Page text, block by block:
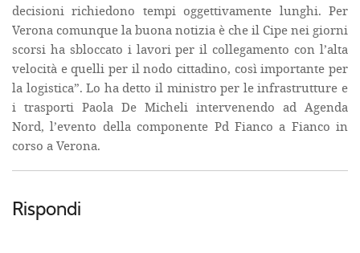
decisioni richiedono tempi oggettivamente lunghi. Per
Verona comunque la buona notizia è che il Cipe nei giorni
scorsi ha sbloccato i lavori per il collegamento con l’alta
velocità e quelli per il nodo cittadino, così importante per
la logistica”. Lo ha detto il ministro per le infrastrutture e
i trasporti Paola De Micheli intervenendo ad Agenda
Nord, l’evento della componente Pd Fianco a Fianco in
corso a Verona.
Rispondi